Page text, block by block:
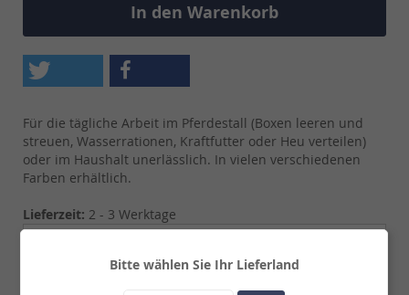
Bitte wählen Sie Ihr Lieferland
In den Warenkorb
Für die tägliche Arbeit im Pferdestall (Boxen leeren und
streuen, Wasserrationen, Kraftfutter oder Heu verteilen)
oder im Haushalt unerlässlich. In vielen verschiedenen
Farben erhältlich.
Lieferzeit: 2 - 3 Werktage
Für die tägliche Arbeit im Pferdestall (Boxen leeren